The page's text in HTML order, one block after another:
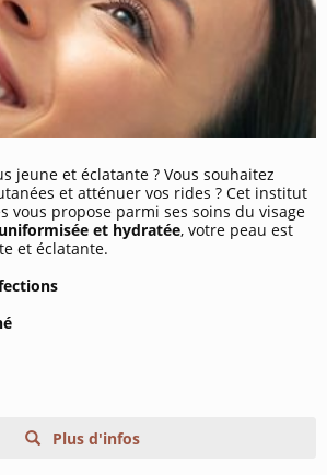
jeune et éclatante ? Vous souhaitez
et atténuer vos rides ? Cet institut
vous propose parmi ses soins du visage
et hydratée, votre peau est
et éclatante.
Plus d'infos